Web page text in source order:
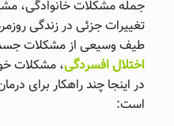
جمله مشکلات خانوادگی،
تغییرات جزئی در زندگی
طیف وسیعی از مشکلات
اختلال افسردگی، مشکلات
در اینجا چند راهکار برای
است: